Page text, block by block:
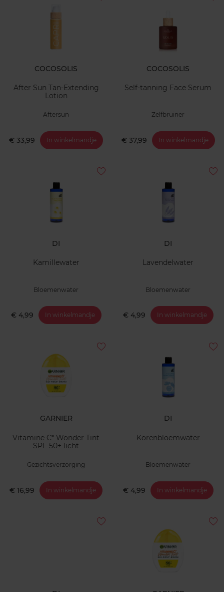
COCOSOLIS
After Sun Tan-Extending
Lotion
Aftersun
€ 33,99 In winkelmandje
COCOSOLIS
Self-tanning Face Serum
Zelfbruiner
€ 37,99 In winkelmandje
DI
Kamillewater
Bloemenwater
€ 4,99 In winkelmandje
DI
Lavendelwater
Bloemenwater
€ 4,99 In winkelmandje
GARNIER
Vitamine C* Wonder Tint
SPF 50+ licht
Gezichtsverzorging
€ 16,99 In winkelmandje
DI
Korenbloemwater
Bloemenwater
€ 4,99 In winkelmandje